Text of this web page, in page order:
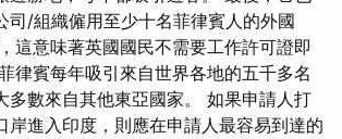
司/組織僱用至少十名菲律賓人的外國
這意味著英國國民不需要工作許可證即
律賓每年吸引來自世界各地的五千多名
多數來自其他東亞國家。 如果申請人打
岸進入印度，則應在申請人最容易到達的